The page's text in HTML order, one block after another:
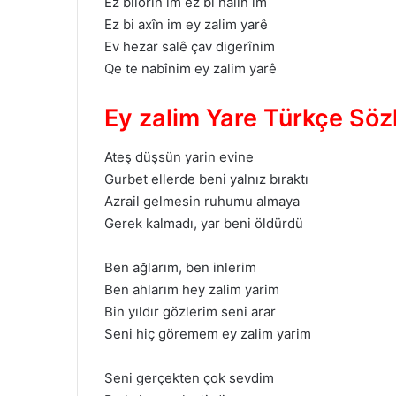
Ez bi axîn im ey zalim yarê
Ev hezar salê çav digerînim
Qe te nabînim ey zalim yarê
Ey zalim Yare Türkçe
Ateş düşsün yarin evine
Gurbet ellerde beni yalnız bıraktı
Azrail gelmesin ruhumu almaya
Gerek kalmadı, yar beni öldürdü
Ben ağlarım, ben inlerim
Ben ahlarım hey zalim yarim
Bin yıldır gözlerim seni arar
Seni hiç göremem ey zalim yarim
Seni gerçekten çok sevdim